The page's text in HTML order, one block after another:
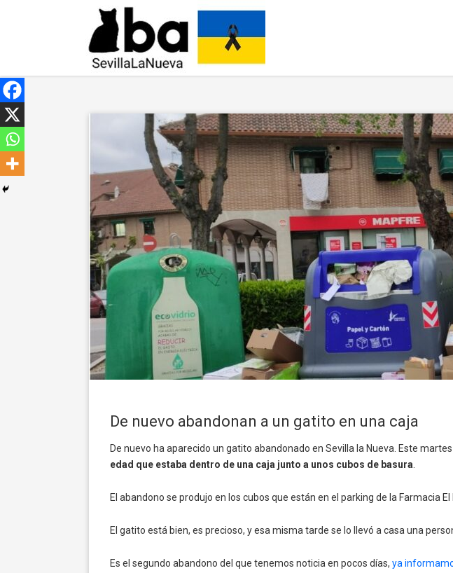
De nuevo abandonan a un gatito en una caja
De nuevo ha aparecido un gatito abandonado en Sevilla la Nueva. Este
edad que estaba dentro de una caja junto a unos cubos de basura
El abandono se produjo en los cubos que están en el parking de la Farmacia El
El gatito está bien, es precioso, y esa misma tarde se lo llevó a casa una
Es el segundo abandono del que tenemos noticia en pocos días, ya